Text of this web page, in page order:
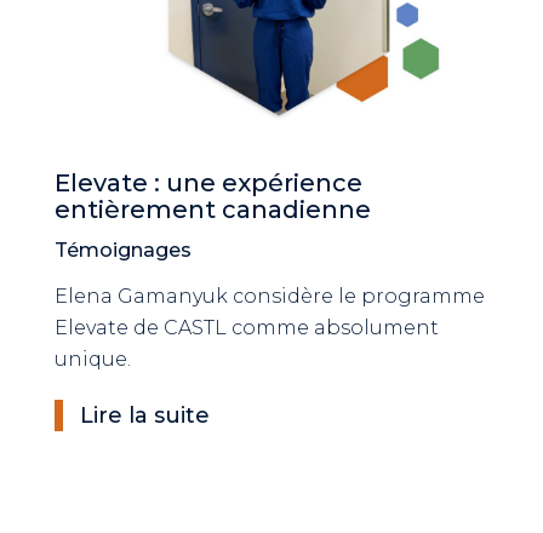
Elevate : une expérience
entièrement canadienne
Témoignages
Elena Gamanyuk considère le programme
Elevate de CASTL comme absolument
unique.
Lire la suite